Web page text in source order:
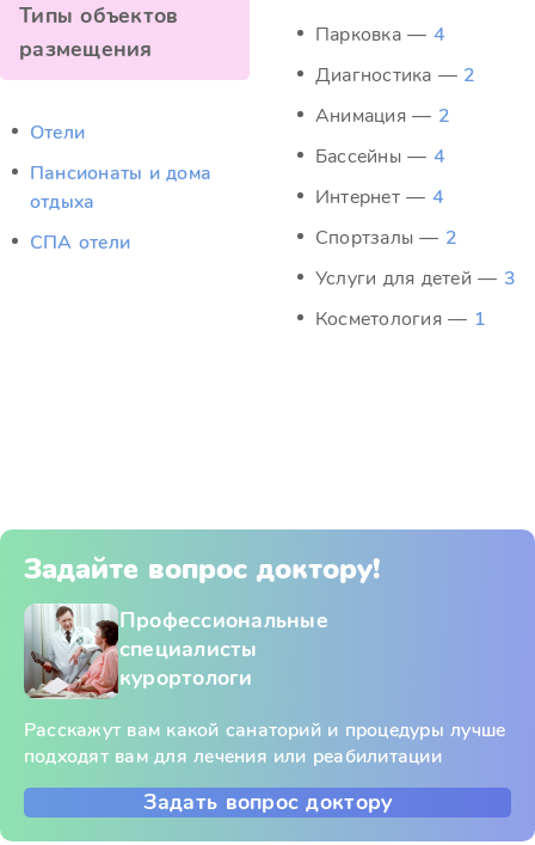
Типы объектов
размещения
Отели
Пансионаты и дома
отдыха
СПА отели
Парковка — 4
Диагностика — 2
Анимация — 2
Бассейны — 4
Интернет — 4
Спортзалы — 2
Услуги для детей — 3
Косметология — 1
Задайте вопрос доктору!
Профессиональные
специалисты
курортологи
Расскажут вам какой санаторий и процедуры лучше
подходят вам для лечения или реабилитации
Задать вопрос доктору